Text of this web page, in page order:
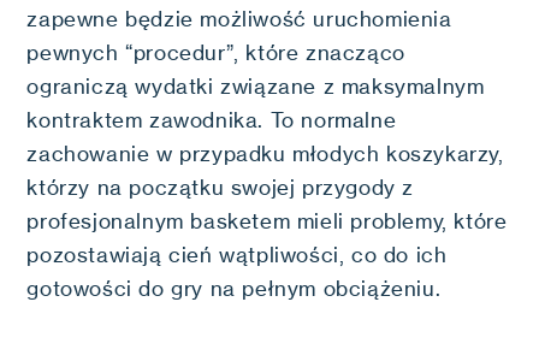
zapewne będzie możliwość uruchomienia
pewnych “procedur”, które znacząco
ograniczą wydatki związane z maksymalnym
kontraktem zawodnika. To normalne
zachowanie w przypadku młodych koszykarzy,
którzy na początku swojej przygody z
profesjonalnym basketem mieli problemy, które
pozostawiają cień wątpliwości, co do ich
gotowości do gry na pełnym obciążeniu.